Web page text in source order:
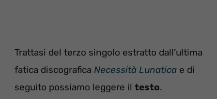
Trattasi del terzo singolo estratto dall’ultima
fatica discografica Necessità Lunatica e di
seguito possiamo leggere il testo.